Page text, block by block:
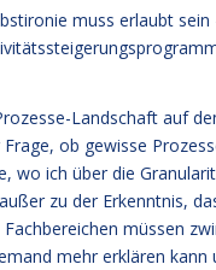
muss erlaubt
Landschaft auf
ob gewisse
wo ich über die
zu der Erkenntnis,
müssen
mehr erklären kann